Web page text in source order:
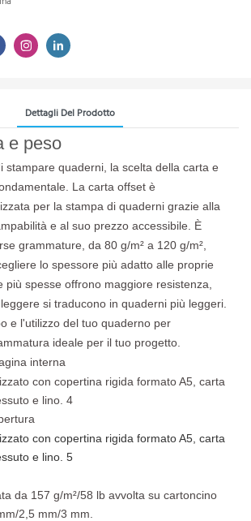
Dettagli Del Prodotto
e peso
stampare quaderni, la scelta della carta e
La carta offset è
per la stampa di quaderni grazie alla
e al suo prezzo accessibile. È
grammature, da 80 g/m² a 120 g/m²,
lo spessore più adatto alle proprie
più spesse offrono maggiore resistenza,
si traducono in quaderni più leggeri.
e l'utilizzo del tuo quaderno per
ideale per il tuo progetto.
interna
da 157 g/m²/58 lb avvolta su cartoncino
2,5 mm/3 mm.